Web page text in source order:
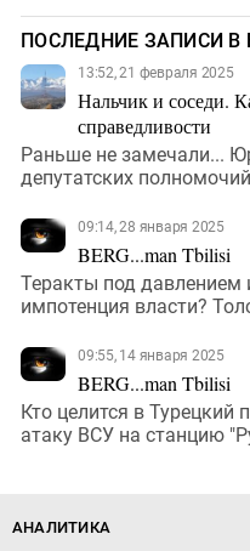
ПОСЛЕДНИЕ ЗАПИСИ В
13:52, 21 февраля 2025
Нальчик и соседи.
справедливости
Раньше не замечали...
депутатских полномочий
09:14, 28 января 2025
BERG...man Tbilisi
Теракты под давлением
импотенция власти?
09:55, 14 января 2025
BERG...man Tbilisi
Кто целится в Турецкий
атаку ВСУ на станцию
АНАЛИТИКА